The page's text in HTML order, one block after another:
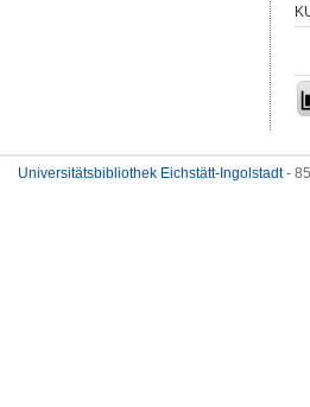
Universitätsbibliothek Eichstätt-Ingolstadt-